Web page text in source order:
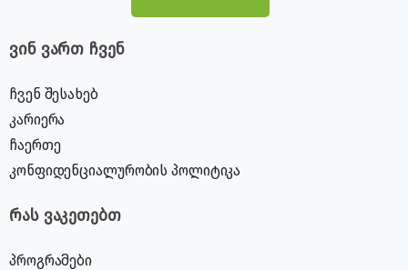
ვინ ვართ ჩვენ
ჩვენ შესახებ
კარიერა
ჩაერთე
კონფიდენციალურობის პოლიტიკა
რას ვაკეთებთ
პროგრამები